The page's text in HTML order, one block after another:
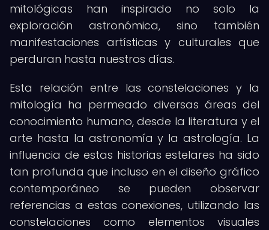
mitológicas han inspirado no solo la
exploración astronómica, sino también
manifestaciones artísticas y culturales que
perduran hasta nuestros días.
Esta relación entre las constelaciones y la
mitología ha permeado diversas áreas del
conocimiento humano, desde la literatura y el
arte hasta la astronomía y la astrología. La
influencia de estas historias estelares ha sido
tan profunda que incluso en el diseño gráfico
contemporáneo se pueden observar
referencias a estas conexiones, utilizando las
constelaciones como elementos visuales